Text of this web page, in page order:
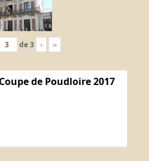
de3 › »
de Poudloire 2017